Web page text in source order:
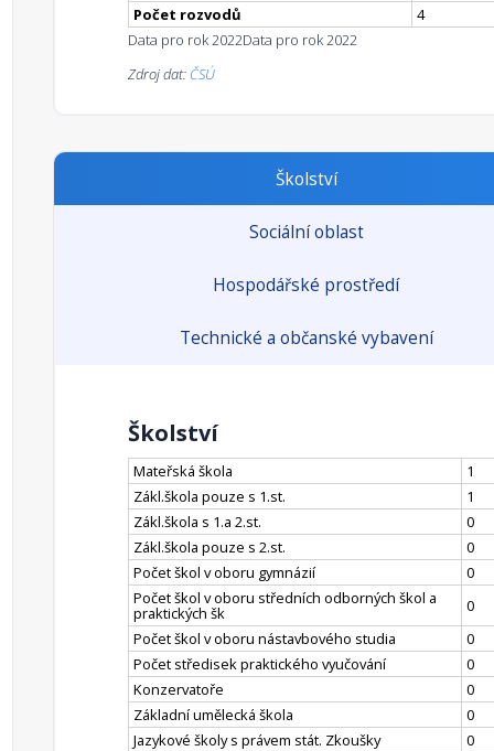
Počet rozvodů
4
Data pro rok 2022Data pro rok 2022
Zdroj dat: ČSÚ
Školství
Sociální oblast
Hospodářské prostředí
Technické a občanské vybavení
Školství
Mateřská škola
1
Zákl.škola pouze s 1.st.
1
Zákl.škola s 1.a 2.st.
0
Zákl.škola pouze s 2.st.
0
Počet škol v oboru gymnázií
0
Počet škol v oboru středních odborných škol a
praktických šk
0
Počet škol v oboru nástavbového studia
0
Počet středisek praktického vyučování
0
Konzervatoře
0
Základní umělecká škola
0
Jazykové školy s právem stát. Zkoušky
0